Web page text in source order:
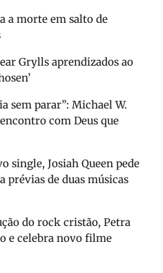
a morte em salto de
Grylls aprendizados ao
sem parar”: Michael W.
com Deus que
single, Josiah Queen pede
prévias de duas músicas
do rock cristão, Petra
e celebra novo filme